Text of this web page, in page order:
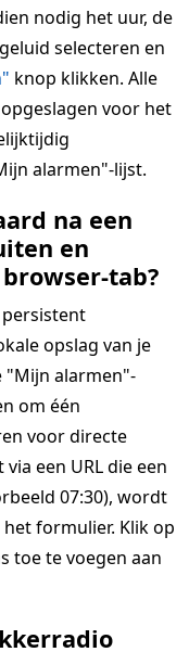
nodig het uur, de
selecteren en
knop klikken. Alle
voor het
alarmen"-lijst.
na een
en
tab?
opslag van je
"Mijn alarmen"-
om één
voor directe
een URL die een
07:30), wordt
formulier. Klik op
toe te voegen aan